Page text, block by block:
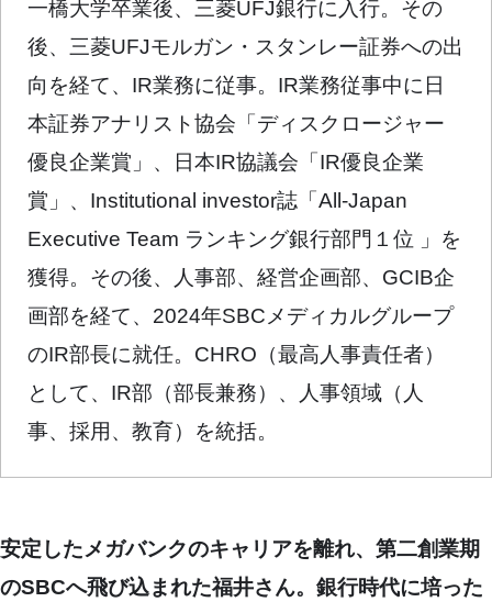
一橋大学卒業後、三菱UFJ銀行に入行。その
後、三菱UFJモルガン・スタンレー証券への出
向を経て、IR業務に従事。IR業務従事中に日
本証券アナリスト協会「ディスクロージャー
優良企業賞」、日本IR協議会「IR優良企業
賞」、Institutional investor誌「All-Japan
Executive Team ランキング銀行部門１位 」を
獲得。その後、人事部、経営企画部、GCIB企
画部を経て、2024年SBCメディカルグループ
のIR部長に就任。CHRO（最高人事責任者）
として、IR部（部長兼務）、人事領域（人
事、採用、教育）を統括。
安定したメガバンクのキャリアを離れ、第二創業期
のSBCへ飛び込まれた福井さん。銀行時代に培った